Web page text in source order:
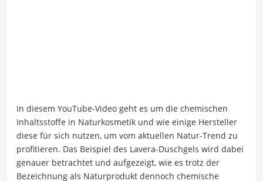
In diesem YouTube-Video geht es um die chemischen
Inhaltsstoffe in Naturkosmetik und wie einige Hersteller
diese für sich nutzen, um vom aktuellen Natur-Trend zu
profitieren. Das Beispiel des Lavera-Duschgels wird dabei
genauer betrachtet und aufgezeigt, wie es trotz der
Bezeichnung als Naturprodukt dennoch chemische